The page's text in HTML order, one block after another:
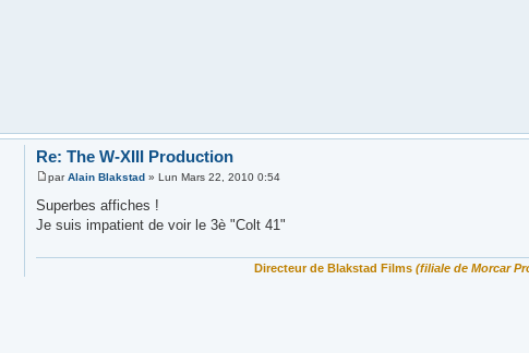
Re: The W-XIII Production
parAlain Blakstad» Lun Mars 22, 2010 0:54
Superbes affiches !
Je suis impatient de voir le 3è "Colt 41"
Directeur de Blakstad Films (filiale de Morcar